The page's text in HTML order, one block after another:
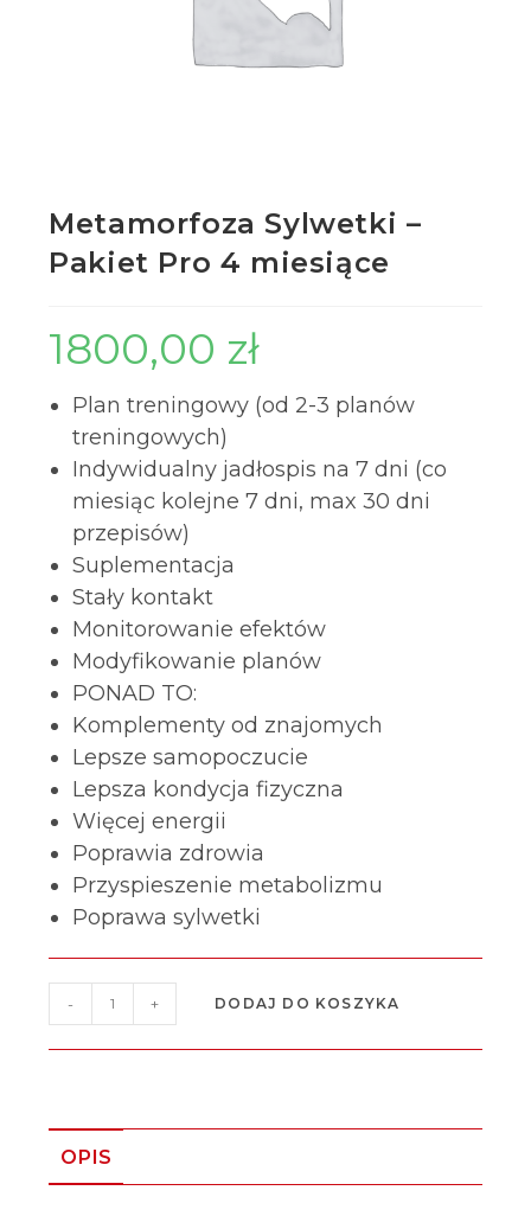
Metamorfoza Sylwetki –
Pakiet Pro 4 miesiące
1800,00 zł
Plan treningowy (od 2-3 planów
treningowych)
Indywidualny jadłospis na 7 dni (co
miesiąc kolejne 7 dni, max 30 dni
przepisów)
Suplementacja
Stały kontakt
Monitorowanie efektów
Modyfikowanie planów
PONAD TO:
Komplementy od znajomych
Lepsze samopoczucie
Lepsza kondycja fizyczna
Więcej energii
Poprawia zdrowia
Przyspieszenie metabolizmu
Poprawa sylwetki
- + DODAJ DO KOSZYKA
OPIS